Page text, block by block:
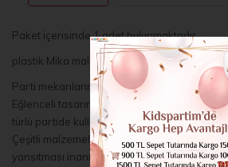
Paket içerisinde 1 adet bulunmaktadır.
plastik Mika malzemeden üretilmiştir 9x23 cm
Parti mekanlarının vazgeçilmezi şimdi parti
Eğlenceli tasarımı ve renkli seçeneğiyle
türlü partide kullanabileceğiniz eşsiz bir
Çeşitli malzemelerin yer aldığı harika yapısı
yansıtması inanılmaz derecede güzeldir